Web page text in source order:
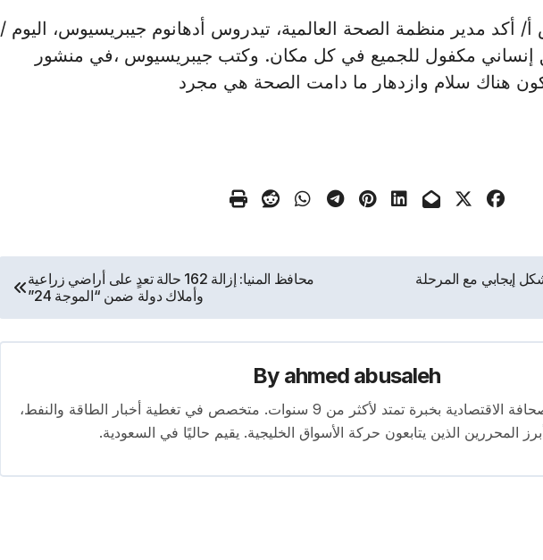
/أ ش أ/ أكد مدير منظمة الصحة العالمية، تيدروس أدهانوم جيبريسيوس، اليوم /
إنساني مكفول للجميع في كل مكان. وكتب جيبريسيوس ،في منشور
هناك سلام وازدهار ما دامت الصحة هي مجرد
إيجابي مع المرحلة
محافظ المنيا: إزالة 162 حالة تعدٍ على أراضي زراعية
وأملاك دولة ضمن “الموجة 24”
By ahmed abusaleh
محرر متخصص في الصحافة الاقتصادية بخبرة تمتد لأكثر من 9 سنوات. متخصص في تغطية أخبار الطاقة والنفط،
المحررين الذين يتابعون حركة الأسواق الخليجية. يقيم حاليًا في السعودية.